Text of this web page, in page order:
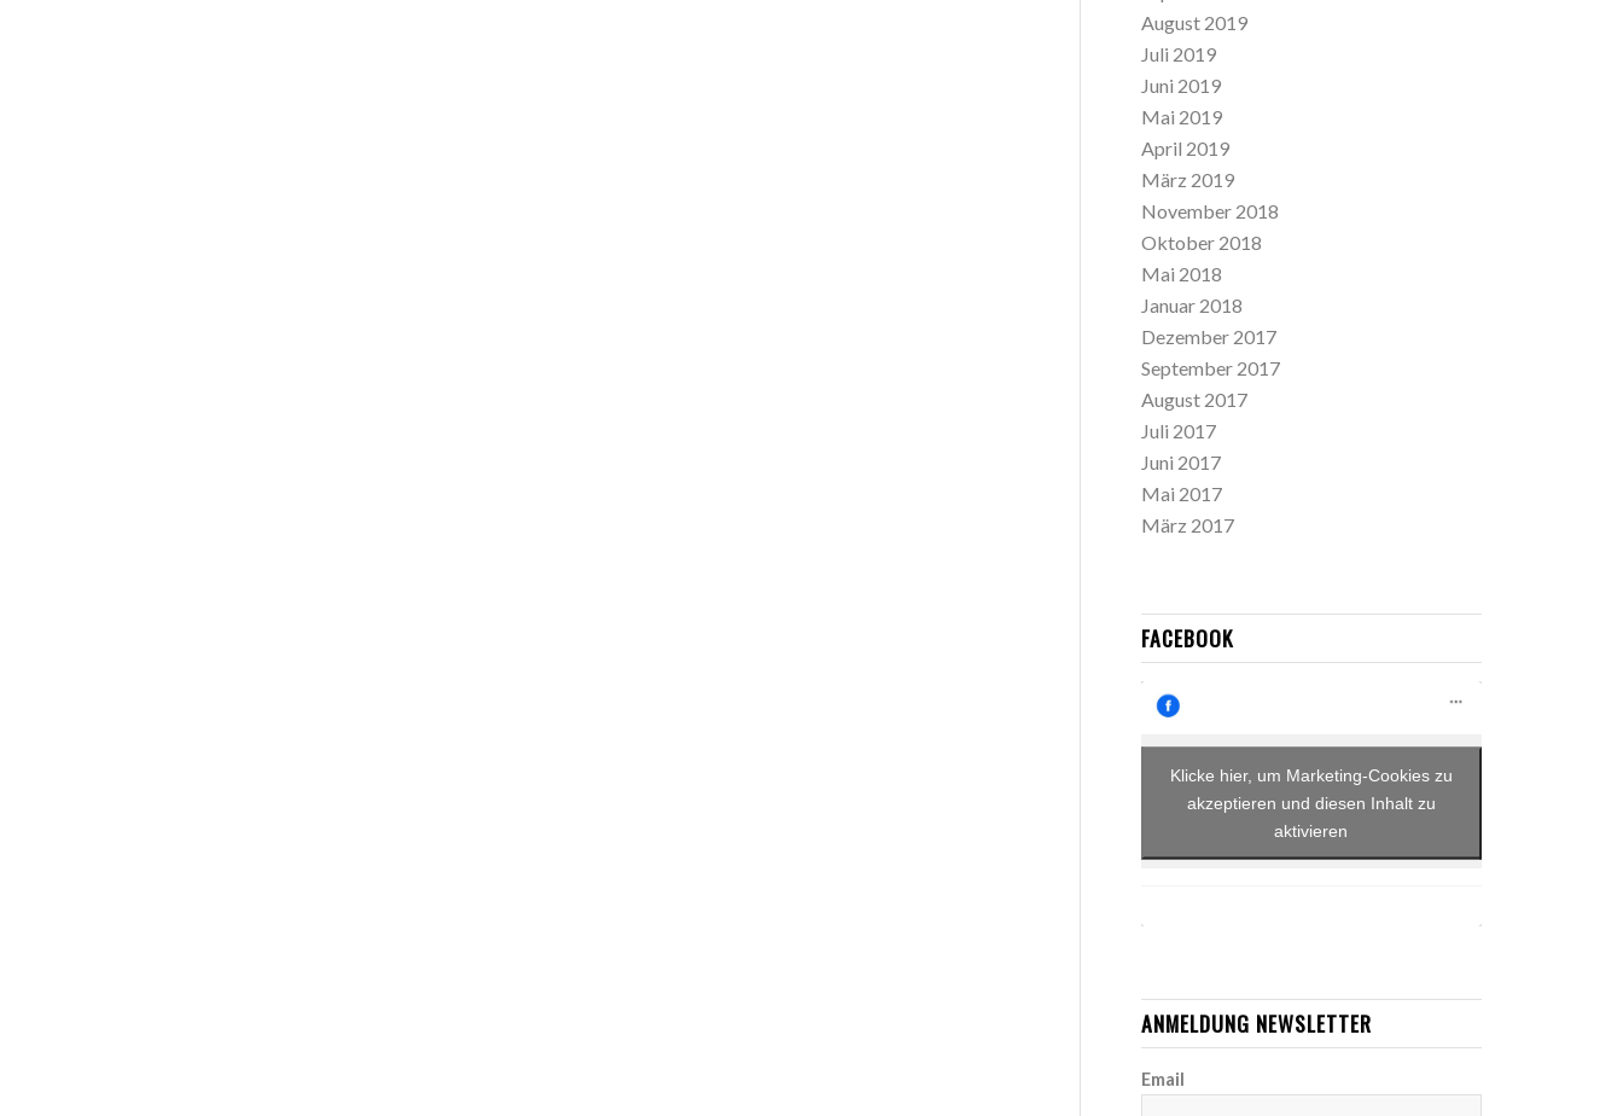
August 2019
Juli 2019
Juni 2019
Mai 2019
April 2019
März 2019
November 2018
Oktober 2018
Mai 2018
Januar 2018
Dezember 2017
September 2017
August 2017
Juli 2017
Juni 2017
Mai 2017
März 2017
FACEBOOK
Klicke hier, um Marketing-Cookies zu
akzeptieren und diesen Inhalt zu
aktivieren
ANMELDUNG NEWSLETTER
Email